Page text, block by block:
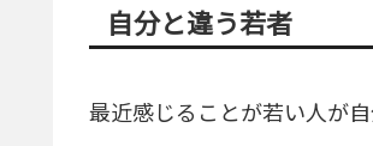
自分と違う若者
最近感じることが若い人が自